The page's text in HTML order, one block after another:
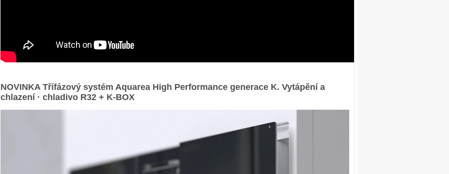
NOVINKA Třífázový systém Aquarea High Performance generace K. Vytápění a
chlazení · chladivo R32 + K-BOX